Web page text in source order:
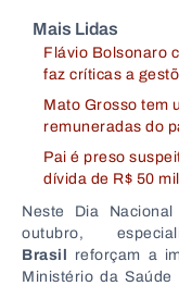
Mais Lidas
Flávio Bolsonaro
faz críticas a
Mato Grosso tem
remuneradas do
Pai é preso
dívida de R$ 50
Neste Dia
outubro,
Brasil reforçam a
Ministério da